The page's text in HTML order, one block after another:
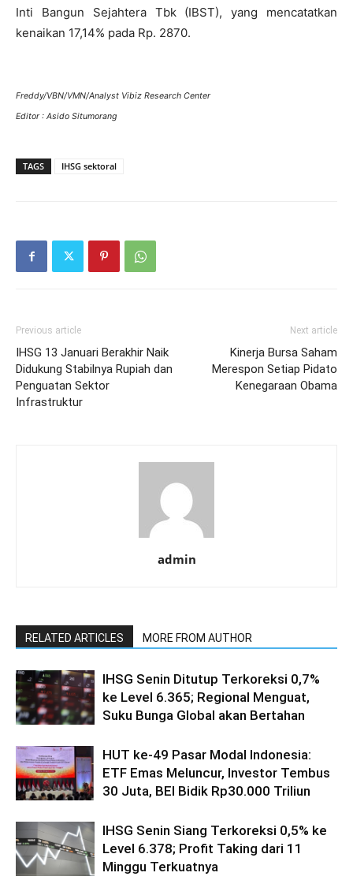
Inti Bangun Sejahtera Tbk (IBST), yang mencatatkan
kenaikan 17,14% pada Rp. 2870.
Freddy/VBN/VMN/Analyst Vibiz Research Center
Editor : Asido Situmorang
TAGS IHSG sektoral
Previous article
IHSG 13 Januari Berakhir Naik
Didukung Stabilnya Rupiah dan
Penguatan Sektor
Infrastruktur
Next article
Kinerja Bursa Saham
Merespon Setiap Pidato
Kenegaraan Obama
admin
RELATED ARTICLES MORE FROM AUTHOR
IHSG Senin Ditutup Terkoreksi 0,7%
ke Level 6.365; Regional Menguat,
Suku Bunga Global akan Bertahan
HUT ke-49 Pasar Modal Indonesia:
ETF Emas Meluncur, Investor Tembus
30 Juta, BEI Bidik Rp30.000 Triliun
IHSG Senin Siang Terkoreksi 0,5% ke
Level 6.378; Profit Taking dari 11
Minggu Terkuatnya